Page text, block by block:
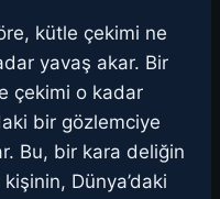
kütle çekimi ne
yavaş akar. Bir
çekimi o kadar
bir gözlemciye
Bu, bir kara deliğin
Dünya’daki